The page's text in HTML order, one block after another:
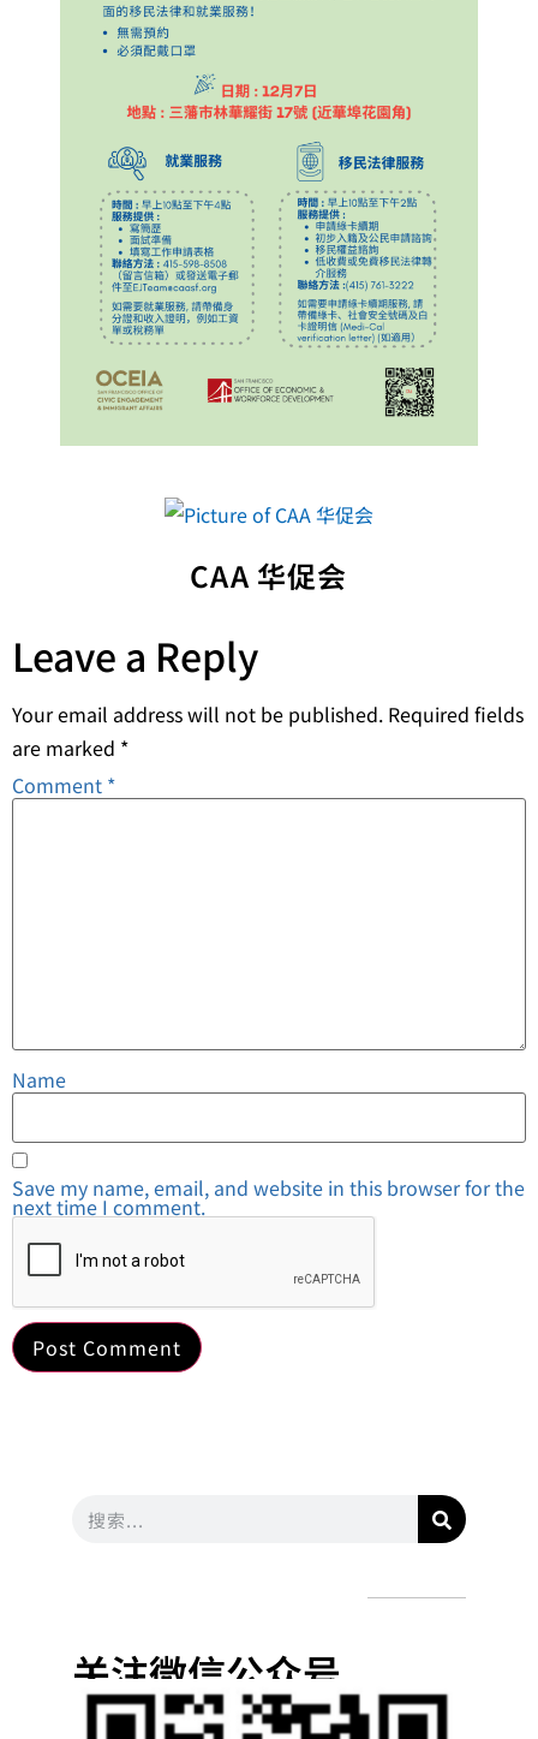
CAA 华促会
Leave a Reply
Your email address will not be published. Required fields
are marked *
Comment *
Name
Save my name, email, and website in this browser for the
next time I comment.
关注微信公众号